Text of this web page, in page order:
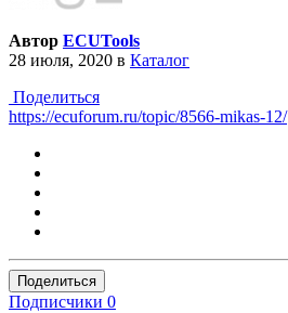
Автор ECUTools
28 июля, 2020 в Каталог
Поделиться
https://ecuforum.ru/topic/8566-mikas-12/
Поделиться
Подписчики 0